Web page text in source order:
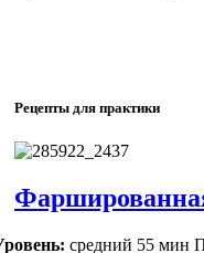
Рецепты для практики
средний 55 мин